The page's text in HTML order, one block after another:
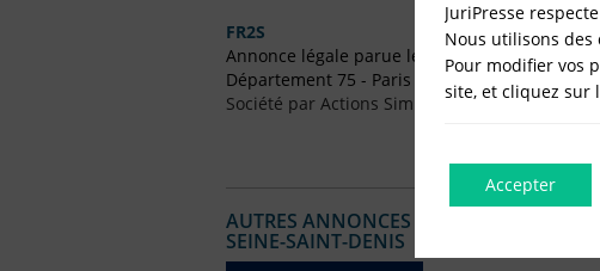
FR2S
Annonce légale parue le Vendredi 7 Août 2015
Département 75 - Paris
Société par Actions Simplifiées Unipersonnelle
AUTRES ANNONCES LÉGALES
SEINE-SAINT-DENIS
JuriPresse
Nous utilisons
Pour modifier vos
site, et cliquez sur
Accepter